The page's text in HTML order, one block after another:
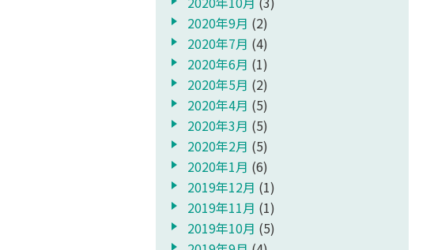
2020年9月 (2)
2020年7月 (4)
2020年6月 (1)
2020年5月 (2)
2020年4月 (5)
2020年3月 (5)
2020年2月 (5)
2020年1月 (6)
2019年12月 (1)
2019年11月 (1)
2019年10月 (5)